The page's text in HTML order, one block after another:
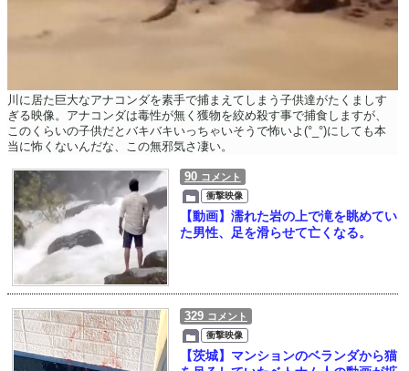
川に居た巨大なアナコンダを素手で捕まえてしまう子供達がたくましす
ぎる映像。アナコンダは毒性が無く獲物を絞め殺す事で捕食しますが、
このくらいの子供だとバキバキいっちゃいそうで怖いよ(°_°)にしても本
当に怖くないんだな、この無邪気さ凄い。
90 コメント
衝撃映像
【動画】濡れた岩の上で滝を眺めてい
た男性、足を滑らせて亡くなる。
329 コメント
衝撃映像
【茨城】マンションのベランダから猫